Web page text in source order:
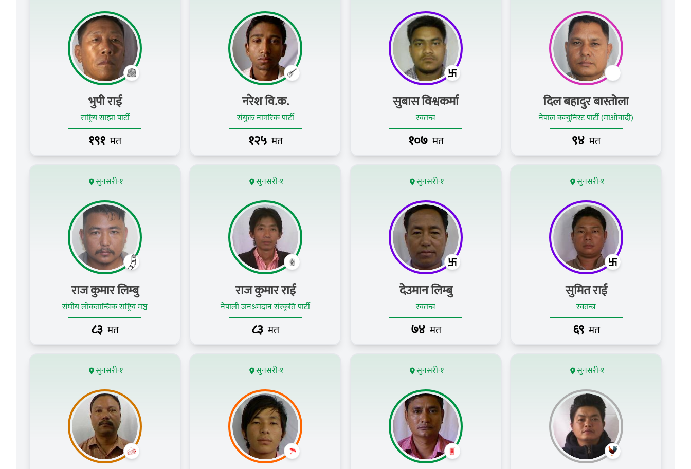
भुपी राई
राष्ट्रिय साझा पार्टी
१९१ मत
नरेश वि.क.
संयुक्त नागरिक पार्टी
१२५ मत
सुबास विश्वकर्मा
स्वतन्त्र
१०७ मत
दिल बहादुर बास्तोला
नेपाल कम्युनिस्ट पार्टी (माओवादी)
९४ मत
सुनसरी-१
राज कुमार लिम्‍बु
संघीय लोकतान्त्रिक राष्ट्रिय मञ्च
८३ मत
सुनसरी-१
राज कुमार राई
नेपाली जनश्रमदान संस्कृति पार्टी
८३ मत
सुनसरी-१
देउमान लिम्बु
स्वतन्त्र
७४ मत
सुनसरी-१
सुमित राई
स्वतन्त्र
६९ मत
सुनसरी-१ सुनसरी-१ सुनसरी-१ सुनसरी-१